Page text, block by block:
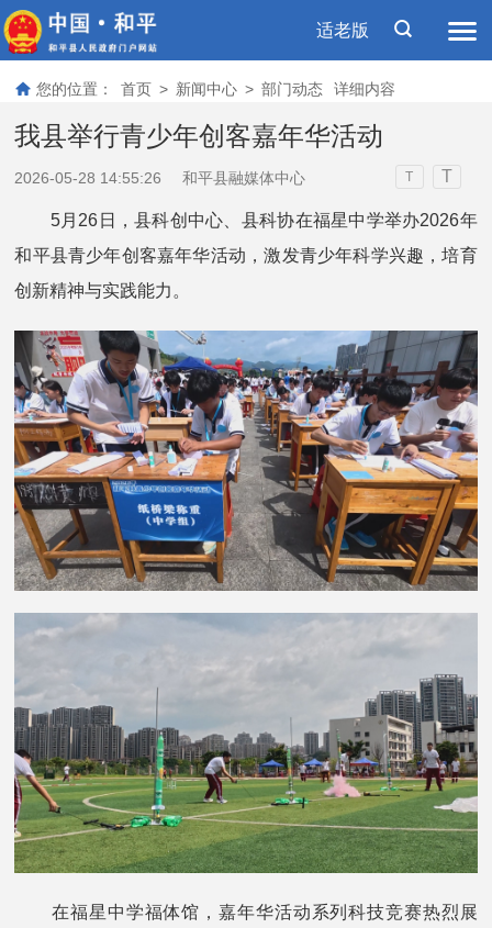
适老版
您的位置： 首页 > 新闻中心 > 部门动态 详细内容
我县举行青少年创客嘉年华活动
2026-05-28 14:55:26 和平县融媒体中心 T T
5月26日，县科创中心、县科协在福星中学举办2026年
和平县青少年创客嘉年华活动，激发青少年科学兴趣，培育
创新精神与实践能力。
在福星中学福体馆，嘉年华活动系列科技竞赛热烈展